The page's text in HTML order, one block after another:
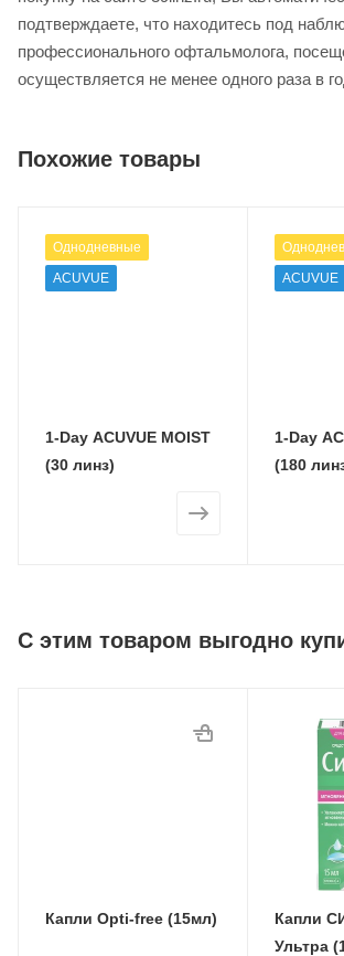
подтверждаете, что находитесь под
профессионального офтальмолога,
осуществляется не менее одного раза в
Похожие товары
Однодневные
ACUVUE
1-Day ACUVUE MOIST
(30 линз)
ACUVUE
1-Day
(180
С этим товаром выгодно
Капли Opti-free (15мл)
Капли
Ультра